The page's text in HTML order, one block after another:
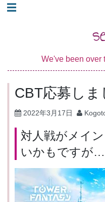
コ☰
We've been over
CBT応募しま
2022年3月17日
対人戦がメイ
いかもですが…